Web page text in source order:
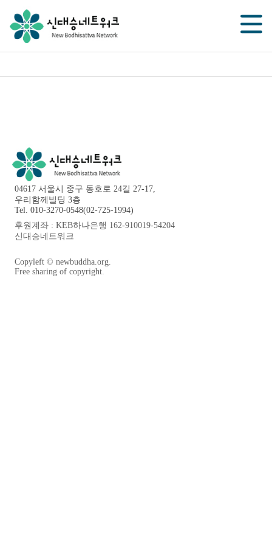
04617 서울시 중구 동호로 24길 27-17,
우리함께빌딩 3층
Tel. 010-3270-0548(02-725-1994)
후원계좌 : KEB하나은행 162-910019-54204
신대승네트워크
Copyleft © newbuddha.org.
Free sharing of copyright.